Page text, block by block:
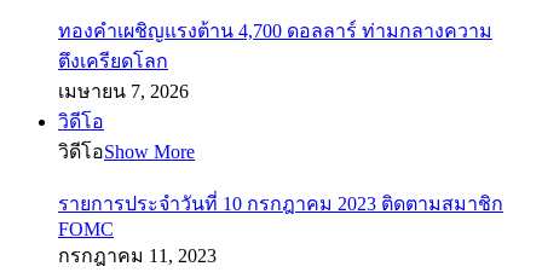
ทองคำเผชิญแรงต้าน 4,700 ดอลลาร์ ท่ามกลางความ
ตึงเครียดโลก
เมษายน 7, 2026
วิดีโอ
วิดีโอShow More
รายการประจำวันที่ 10 กรกฎาคม 2023 ติดตามสมาชิก
FOMC
กรกฎาคม 11, 2023